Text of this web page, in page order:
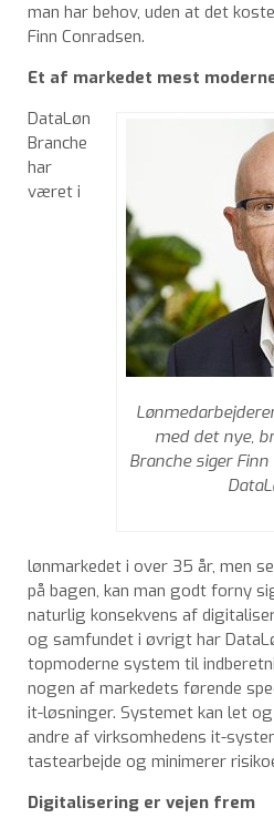
man har behov, uden at det
Finn Conradsen.
Et af markedet mest
med det nye,
Branche siger
DataLøn
Branche
har
været i
lønmarkedet i over 35 år, men
på bagen, kan man godt forny
naturlig konsekvens af
og samfundet i øvrigt har
topmoderne system til
nogen af markedets førende
it-løsninger. Systemet kan let
andre af virksomhedens it-
tastearbejde og minimerer
Digitalisering er vejen frem